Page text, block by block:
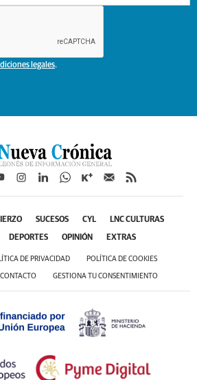
legales.
SUCESOS CYL LNC CULTURAS
DEPORTES OPINIÓN EXTRAS
DE PRIVACIDAD POLÍTICA DE COOKIES
CONTACTO GESTIONA TU CONSENTIMIENTO